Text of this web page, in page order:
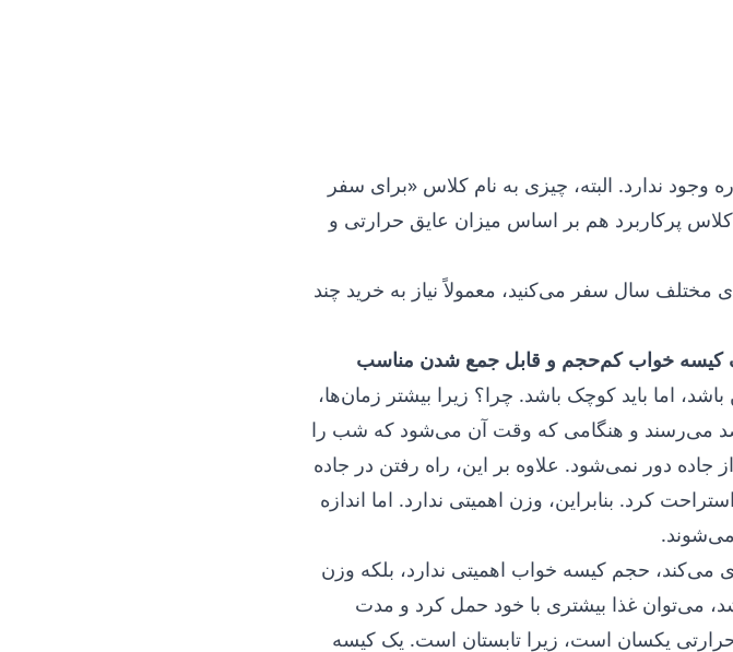
وجود ندارد. البته، چیزی به نام کلاس «برای سفر
کلاس پرکاربرد هم بر اساس میزان عایق حرارتی و
مختلف سال سفر می‌کنید، معمولاً نیاز به خرید چند
کیسه خواب کم‌حجم و قابل جمع شدن مناسب
اما باید کوچک باشد. چرا؟ زیرا بیشتر زمان‌ها،
می‌رسند و هنگامی که وقت آن می‌شود که شب را
دور نمی‌شود. علاوه بر این، راه رفتن در جاده
کرد. بنابراین، وزن اهمیتی ندارد. اما اندازه
می‌کند، حجم کیسه خواب اهمیتی ندارد، بلکه وزن
می‌توان غذا بیشتری با خود حمل کرد و مدت
یکسان است، زیرا تابستان است. یک کیسه